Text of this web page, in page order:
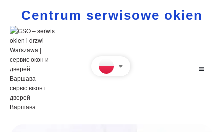
Centrum serwisowe okien